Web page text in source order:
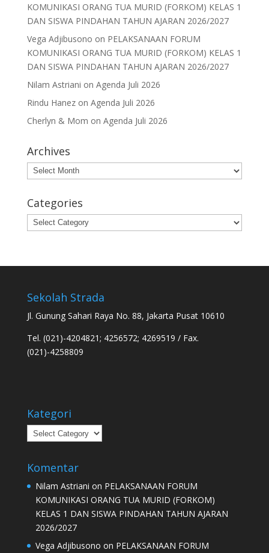
KOMUNIKASI ORANG TUA MURID (FORKOM) KELAS 1
DAN SISWA PINDAHAN TAHUN AJARAN 2026/2027
Vega Adjibusono on PELAKSANAAN FORUM
KOMUNIKASI ORANG TUA MURID (FORKOM) KELAS 1
DAN SISWA PINDAHAN TAHUN AJARAN 2026/2027
Nilam Astriani on Agenda Juli 2026
Rindu Hanezon Agenda Juli 2026
Cherlyn & Mom on Agenda Juli 2026
Archives
Archives
Categories
Categories
Sekolah Strada
Jl. Gunung Sahari Raya No. 88, Jakarta Pusat 10610
Tel. (021)-4204821; 4256572; 4269519 / Fax.
(021)-4258809
Kategori
Kategori
Komentar
Nilam Astriani on PELAKSANAAN FORUM
KOMUNIKASI ORANG TUA MURID (FORKOM)
KELAS 1 DAN SISWA PINDAHAN TAHUN AJARAN
2026/2027
Vega Adjibusono on PELAKSANAAN FORUM